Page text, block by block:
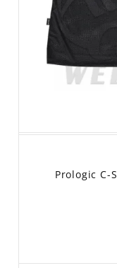
Prologic C-